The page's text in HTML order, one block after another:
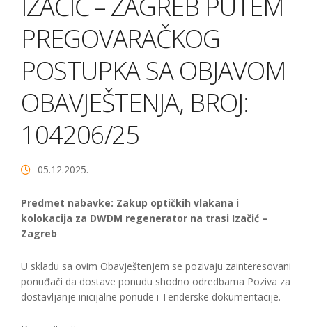
PREGOVARAČKOG
POSTUPKA SA OBJAVOM
OBAVJEŠTENJA, BROJ:
104206/25
05.12.2025.
Predmet nabavke: Zakup optičkih vlakana i
kolokacija za DWDM regenerator na trasi Izačić –
Zagreb
U skladu sa ovim Obavještenjem se pozivaju zainteresovani
ponuđači da dostave ponudu shodno odredbama Poziva za
dostavljanje inicijalne ponude i Tenderske dokumentacije.